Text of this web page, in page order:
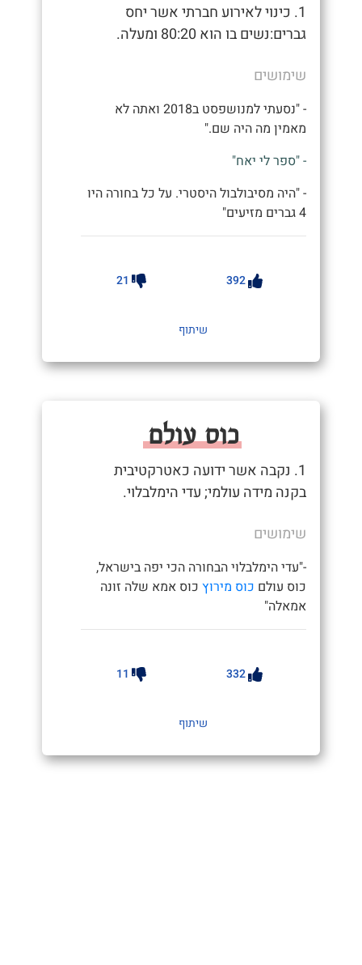
1. כינוי לאירוע חברתי אשר יחס
גברים:נשים בו הוא 80:20 ומעלה.
שימושים
- "נסעתי למנושפסט ב2018 ואתה לא
מאמין מה היה שם."
- "ספר לי יאח"
- "היה מסיבולבול היסטרי. על כל בחורה היו
4 גברים מזיעים"
392
21
שיתוף
כוס עולם
1. נקבה אשר ידועה כאטרקטיבית
בקנה מידה עולמי; עדי הימלבלוי.
שימושים
-"עדי הימלבלוי הבחורה הכי יפה בישראל,
כוס עולם כוס מירוץ כוס אמא שלה זונה
אמאלה"
332
11
שיתוף